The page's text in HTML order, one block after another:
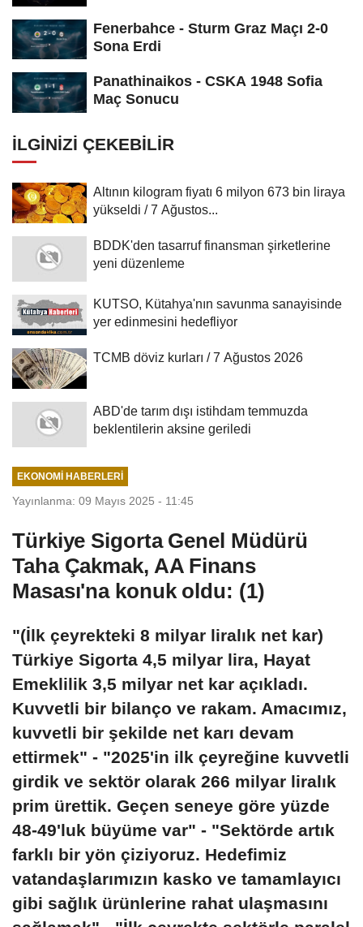
Fenerbahce - Sturm Graz Maçı 2-0
Sona Erdi
Panathinaikos - CSKA 1948 Sofia
Maç Sonucu
İLGINIZI ÇEKEBILIR
Altının kilogram fiyatı 6 milyon 673 bin liraya
yükseldi / 7 Ağustos...
BDDK'den tasarruf finansman şirketlerine
yeni düzenleme
KUTSO, Kütahya'nın savunma sanayisinde
yer edinmesini hedefliyor
TCMB döviz kurları / 7 Ağustos 2026
ABD'de tarım dışı istihdam temmuzda
beklentilerin aksine geriledi
EKONOMI HABERLERI
Yayınlanma: 09 Mayıs 2025 - 11:45
Türkiye Sigorta Genel Müdürü
Taha Çakmak, AA Finans
Masası'na konuk oldu: (1)
"(İlk çeyrekteki 8 milyar liralık net kar)
Türkiye Sigorta 4,5 milyar lira, Hayat
Emeklilik 3,5 milyar net kar açıkladı.
Kuvvetli bir bilanço ve rakam. Amacımız,
kuvvetli bir şekilde net karı devam
ettirmek" - "2025'in ilk çeyreğine kuvvetli
girdik ve sektör olarak 266 milyar liralık
prim ürettik. Geçen seneye göre yüzde
48-49'luk büyüme var" - "Sektörde artık
farklı bir yön çiziyoruz. Hedefimiz
vatandaşlarımızın kasko ve tamamlayıcı
gibi sağlık ürünlerine rahat ulaşmasını